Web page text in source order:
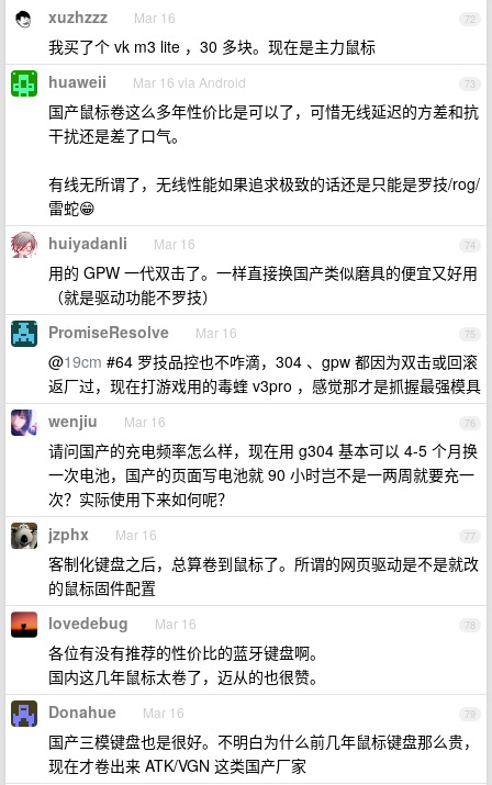
72
xuzhzzz Mar 16
我买了个 vk m3 lite ，30 多块。现在是主力鼠标
73
huaweii Mar 16 via Android
国产鼠标卷这么多年性价比是可以了，可惜无线延迟的方差和抗
干扰还是差了口气。
有线无所谓了，无线性能如果追求极致的话还是只能是罗技/rog/
雷蛇😁
74
huiyadanli Mar 16
用的 GPW 一代双击了。一样直接换国产类似磨具的便宜又好用
（就是驱动功能不罗技）
75
PromiseResolve Mar 16
@19cm #64 罗技品控也不咋滴，304 、gpw 都因为双击或回滚
返厂过，现在打游戏用的毒蝰 v3pro ，感觉那才是抓握最强模具
76
wenjiu Mar 16
请问国产的充电频率怎么样，现在用 g304 基本可以 4-5 个月换
一次电池，国产的页面写电池就 90 小时岂不是一两周就要充一
次？实际使用下来如何呢？
77
jzphx Mar 16
客制化键盘之后，总算卷到鼠标了。所谓的网页驱动是不是就改
的鼠标固件配置
78
lovedebug Mar 16
各位有没有推荐的性价比的蓝牙键盘啊。
国内这几年鼠标太卷了，迈从的也很赞。
79
Donahue Mar 16
国产三模键盘也是很好。不明白为什么前几年鼠标键盘那么贵，
现在才卷出来 ATK/VGN 这类国产厂家